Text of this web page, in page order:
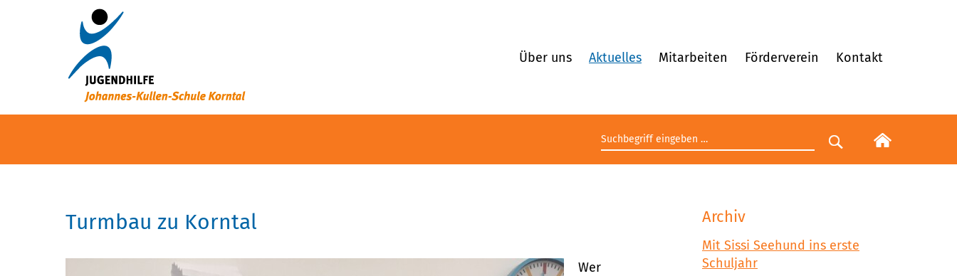
Über uns Aktuelles Mitarbeiten Förderverein Kontakt
Suchbegriff eingeben
Suche starten
Turmbau zu Korntal
Wer
Archiv
Mit Sissi Seehund ins erste
Schuljahr